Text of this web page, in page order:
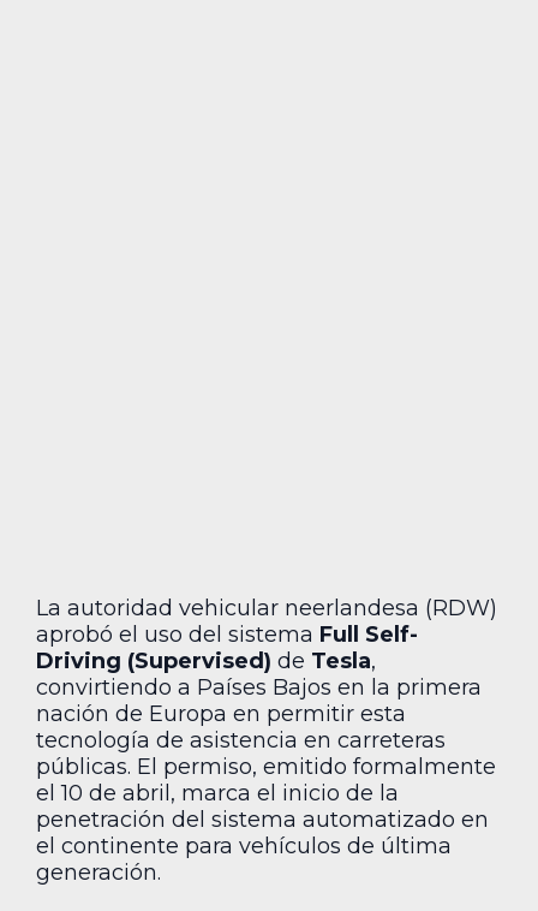
La autoridad vehicular neerlandesa (RDW)
aprobó el uso del sistema Full Self-
Driving (Supervised) de Tesla,
convirtiendo a Países Bajos en la primera
nación de Europa en permitir esta
tecnología de asistencia en carreteras
públicas. El permiso, emitido formalmente
el 10 de abril, marca el inicio de la
penetración del sistema automatizado en
el continente para vehículos de última
generación.